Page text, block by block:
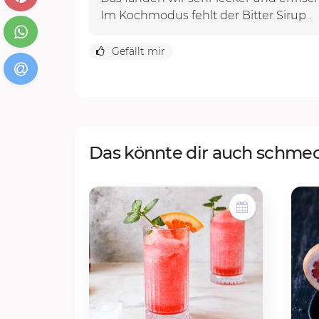
Im Kochmodus fehlt der Bitter Sirup .
Gefällt mir
Das könnte dir auch